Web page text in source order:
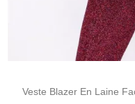
Veste Blazer En Laine